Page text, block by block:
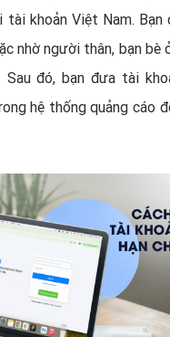
tài khoản Việt Nam.
nhờ người thân, bạn bè
Sau đó, bạn đưa tài
hệ thống quảng cáo